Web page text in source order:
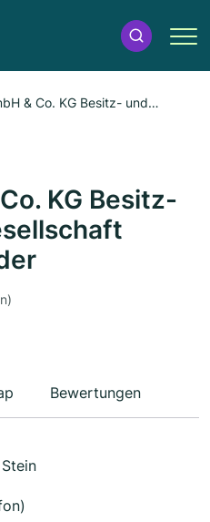
& Co. KG Besitz- und
KG Besitz-
Bewertungen